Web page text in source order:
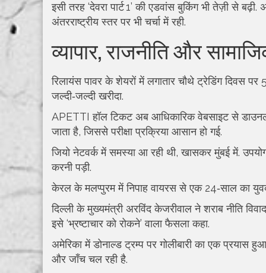
इसी तरह ‘देवरा पार्ट 1’ की एडवांस बुकिंग भी तेज़ी से
अंतरराष्ट्रीय स्तर पर भी चर्चा में रही.
व्यापार, राजनीति और
रिलायंस पावर के शेयरों में लगातार चौथे ट्रेडिंग दिवस पर
जल्दी‑जल्दी खरीदा.
APETTI हॉल टिकट अब आधिकारिक वेबसाइट से
जाता है, जिससे परीक्षा प्रक्रिया आसान हो गई.
जियो नेटवर्क में समस्या आ रही थी, खासकर मुंबई में.
करनी पड़ी.
केरल के मलप्पुरम में निपाह वायरस से एक 24‑साल का
दिल्ली के मुख्यमंत्री अरविंद केजरीवाल ने शराब नीति
इसे ‘भ्रष्टाचार को रोकने’ वाला फैसला कहा.
अमेरिका में डोनाल्ड ट्रम्प पर गोलीबारी का एक प्रयास
और जाँच चल रही है.